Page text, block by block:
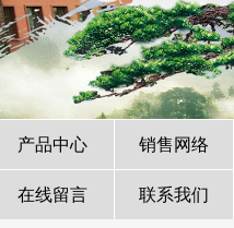
产品中心 销售网络
在线留言 联系我们